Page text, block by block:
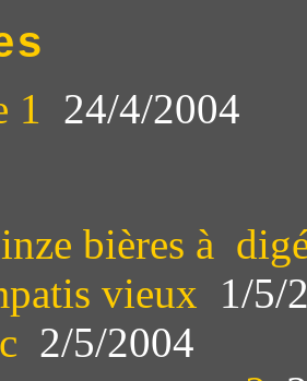
1 24/4/2004
bières à
vieux 1/5/
2/5/2004